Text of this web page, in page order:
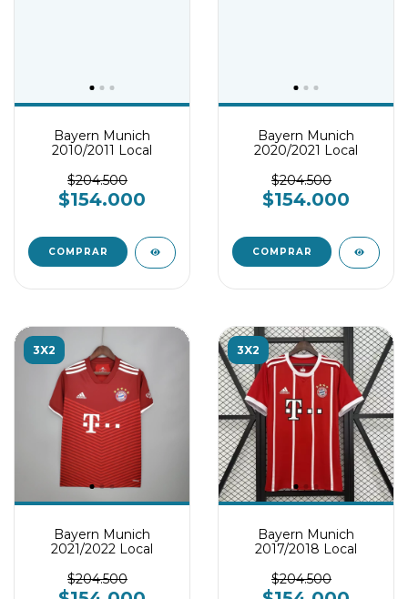
Bayern Munich
2010/2011 Local
$204.500
$154.000
COMPRAR
Bayern Munich
2020/2021 Local
$204.500
$154.000
COMPRAR
3X2
Bayern Munich
2021/2022 Local
$204.500
3X2
Bayern Munich
2017/2018 Local
$204.500